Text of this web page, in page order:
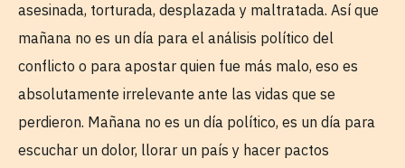
asesinada, torturada, desplazada y maltratada. Así que
mañana no es un día para el análisis político del
conflicto o para apostar quien fue más malo, eso es
absolutamente irrelevante ante las vidas que se
perdieron. Mañana no es un día político, es un día para
escuchar un dolor, llorar un país y hacer pactos